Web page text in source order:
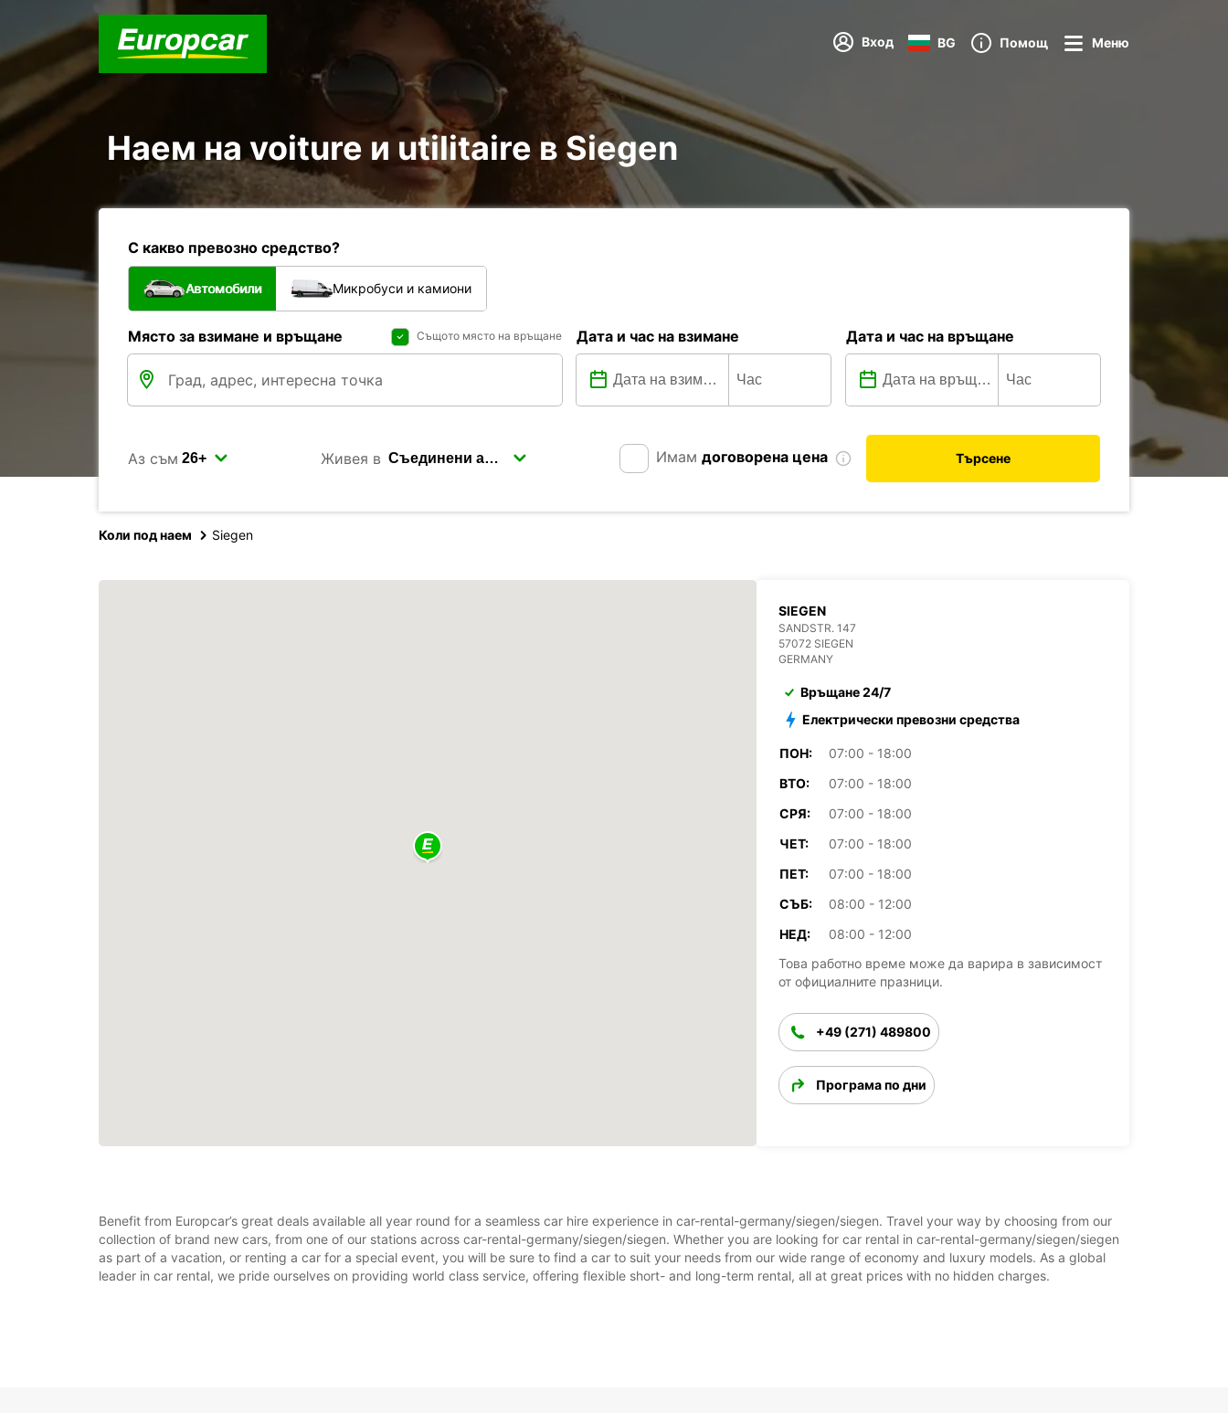
Вход BG Помощ Меню
Наем на voiture и utilitaire в Siegen
С какво превозно средство?
Автомобили Микробуси и камиони
Място за взимане и връщане Същото място на връщане Дата и час на взимане Дата и час на връщане
Аз съм Живея в Имам договорена цена Търсене
Коли под наем Siegen
SIEGEN
SANDSTR. 147
57072 SIEGEN
GERMANY
Връщане 24/7
Електрически превозни средства
ПОН:
07:00 - 18:00
ВТО:
07:00 - 18:00
СРЯ:
07:00 - 18:00
ЧЕТ:
07:00 - 18:00
ПЕТ:
07:00 - 18:00
СЪБ:
08:00 - 12:00
НЕД:
08:00 - 12:00
Това работно време може да варира в зависимост
от официалните празници.
+49 (271) 489800
Програма по дни
Benefit from Europcar’s great deals available all year round for a seamless car hire experience in car-rental-germany/siegen/siegen. Travel your way by choosing from our
collection of brand new cars, from one of our stations across car-rental-germany/siegen/siegen. Whether you are looking for car rental in car-rental-germany/siegen/siegen
as part of a vacation, or renting a car for a special event, you will be sure to find a car to suit your needs from our wide range of economy and luxury models. As a global
leader in car rental, we pride ourselves on providing world class service, offering flexible short- and long-term rental, all at great prices with no hidden charges.